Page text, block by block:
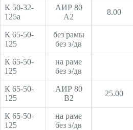
К 50-32-
125а
АИР 80
А2
8.00
К 65-50-
125
без рамы
без э/дв
К 65-50-
125
на раме
без э/дв
К 65-50-
125
АИР 80
В2
25.00
К 65-50-
125
на раме
без э/дв